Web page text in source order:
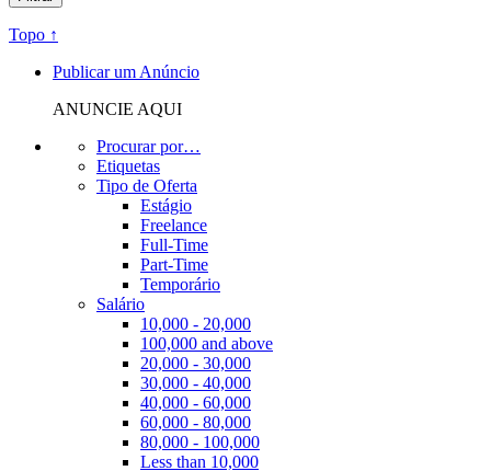
Topo ↑
Publicar um Anúncio
ANUNCIE AQUI
Procurar por…
Etiquetas
Tipo de Oferta
Estágio
Freelance
Full-Time
Part-Time
Temporário
Salário
10,000 - 20,000
100,000 and above
20,000 - 30,000
30,000 - 40,000
40,000 - 60,000
60,000 - 80,000
80,000 - 100,000
Less than 10,000